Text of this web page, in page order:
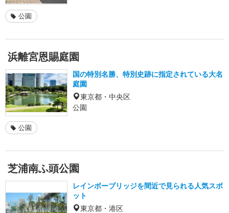
公園
浜離宮恩賜庭園
国の特別名勝、特別史跡に指定されている大名
庭園
東京都・中央区
公園
公園
芝浦南ふ頭公園
レインボーブリッジを間近で見られる人気スポ
ット
東京都・港区